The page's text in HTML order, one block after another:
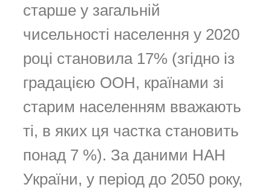
старше у загальній
чисельності населення у 2020
році становила 17% (згідно із
градацією ООН, країнами зі
старим населенням вважають
ті, в яких ця частка становить
понад 7 %). За даними НАН
України, у період до 2050 року,